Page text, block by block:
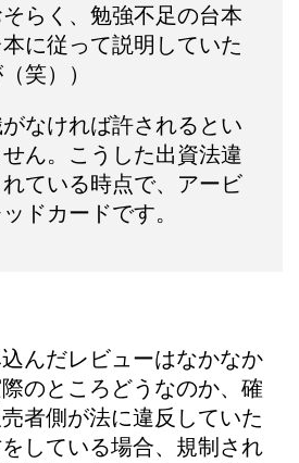
らく、勉強不足の台本
に従って説明していた
笑））
なければ許されるとい
ん。こうした出資法違
ている時点で、アービ
ドカードです。
んだレビューはなかなか
のところどうなのか、確
者側が法に違反していた
している場合、規制され